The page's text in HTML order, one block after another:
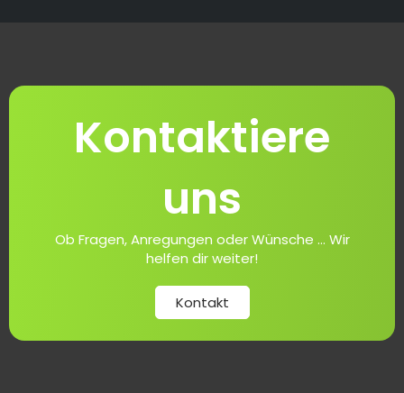
Kontaktiere
uns
Ob Fragen, Anregungen oder Wünsche ... Wir
helfen dir weiter!
Kontakt